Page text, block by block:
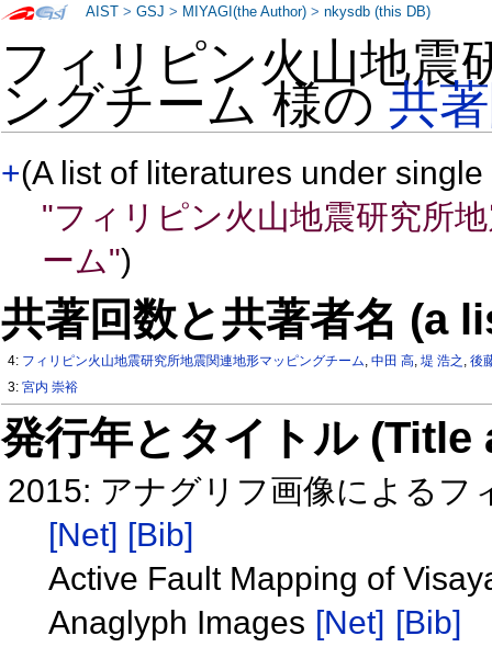
フィリピン火山地震
ングチーム 様の共
+(A list of literatures under
"フィリピン火山地震研究所
ーム")
共著回数と共著者名 (a
4: フィリピン火山地震研究所地震関連地形マッピングチーム,中田 高,堤 浩之 ,後
3:宮内 崇裕
発行年とタイトル
2015: アナグリフ画像によるフ
[Net] [Bib]
Active Fault Mapping of
Anaglyph Images [Net] [Bib]
AIST >GSJ > MIYAGI(the Author) >nkysdb (this DB)